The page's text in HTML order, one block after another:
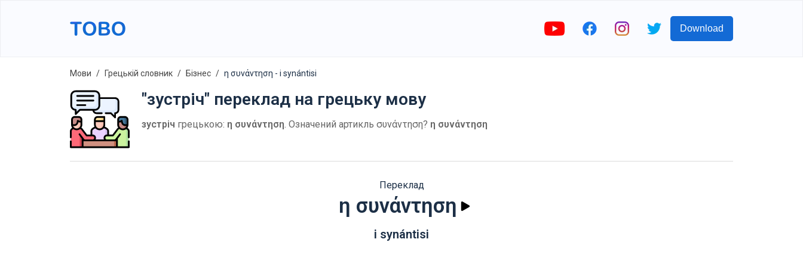
Download
Мови Грецькій словник Бізнес η συνάντηση - i synántisi
"зустріч" переклад на грецьку мову
зустріч грецькою: η συνάντηση. Означений артикль συνάντηση? η συνάντηση
Переклад
η συνάντηση
i synántisi